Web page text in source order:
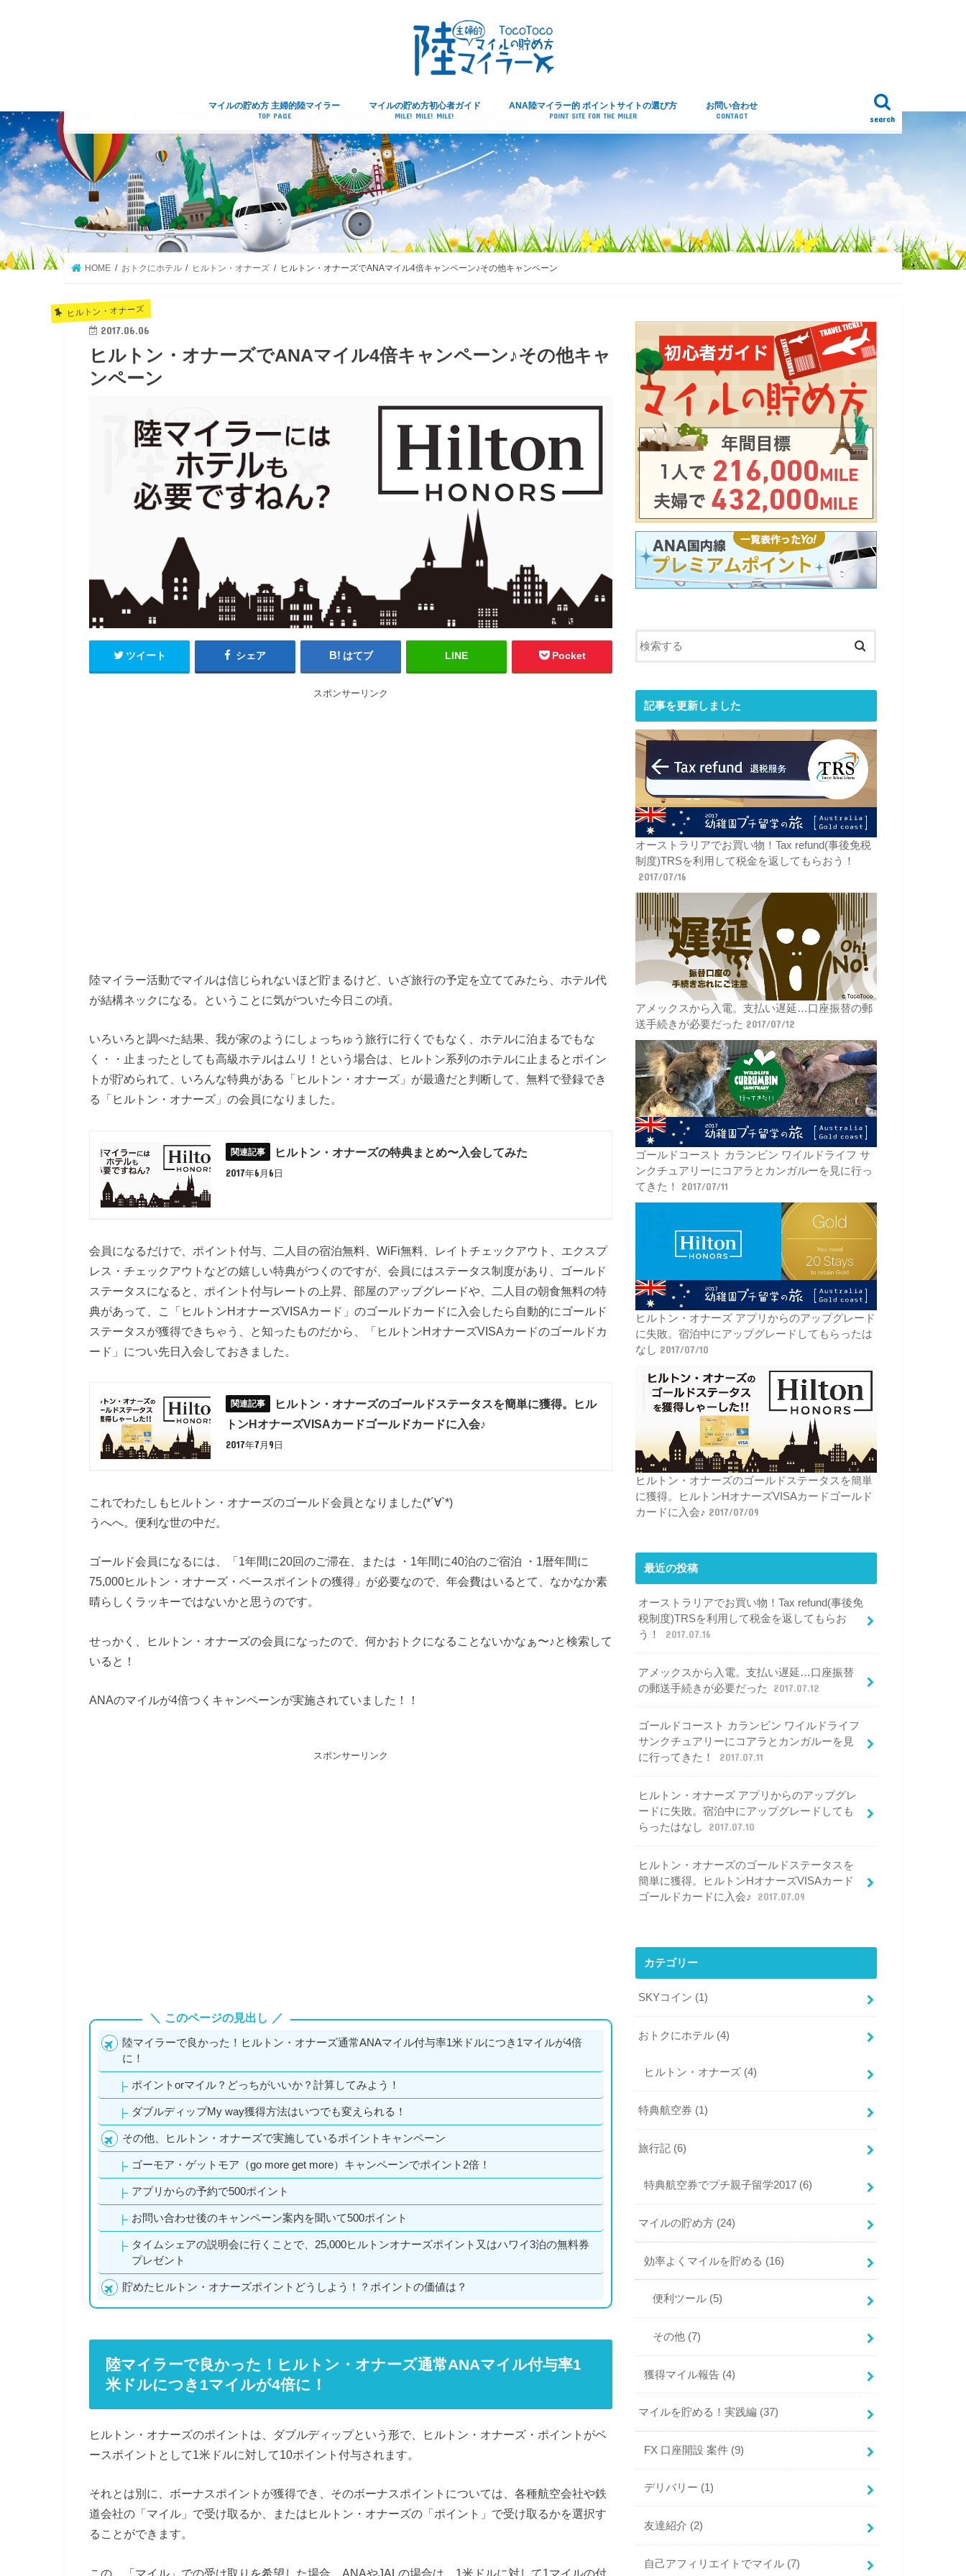
search
マイルの貯め方 主婦的陸マイラー
TOP PAGE
マイルの貯め方初心者ガイド
MILE! MILE! MILE!
ANA陸マイラー的 ポイントサイトの選び方
POINT SITE FOR THE MILER
お問い合わせ
CONTACT
HOME おトクにホテル ヒルトン・オナーズ ヒルトン・オナーズでANAマイル4倍キャンペーン♪その他キャンペーン
ヒルトン・オナーズ
2017.06.06
ヒルトン・オナーズでANAマイル4倍キャンペーン♪その他キャ
ンペーン
ツイート シェア はてブ LINE Pocket
スポンサーリンク
陸マイラー活動でマイルは信じられないほど貯まるけど、いざ旅行の予定を立ててみたら、ホテル代
が結構ネックになる。ということに気がついた今日この頃。
いろいろと調べた結果、我が家のようにしょっちゅう旅行に行くでもなく、ホテルに泊まるでもな
く・・止まったとしても高級ホテルはムリ！という場合は、ヒルトン系列のホテルに止まるとポイン
トが貯められて、いろんな特典がある「ヒルトン・オナーズ」が最適だと判断して、無料で登録でき
る「ヒルトン・オナーズ」の会員になりました。
ヒルトン・オナーズの特典まとめ〜入会してみた
2017年6月6日
会員になるだけで、ポイント付与、二人目の宿泊無料、WiFi無料、レイトチェックアウト、エクスプ
レス・チェックアウトなどの嬉しい特典がつくのですが、会員にはステータス制度があり、ゴールド
ステータスになると、ポイント付与レートの上昇、部屋のアップグレードや、二人目の朝食無料の特
典があって、こ「ヒルトンHオナーズVISAカード」のゴールドカードに入会したら自動的にゴールド
ステータスが獲得できちゃう、と知ったものだから、「ヒルトンHオナーズVISAカードのゴールドカ
ード」につい先日入会しておきました。
ヒルトン・オナーズのゴールドステータスを簡単に獲得。ヒル
トンHオナーズVISAカードゴールドカードに入会♪
2017年7月9日
これでわたしもヒルトン・オナーズのゴールド会員となりました(*´∀`*)
うへへ。便利な世の中だ。
ゴールド会員になるには、「1年間に20回のご滞在、または ・1年間に40泊のご宿泊 ・1暦年間に
75,000ヒルトン・オナーズ・ベースポイントの獲得」が必要なので、年会費はいるとて、なかなか素
晴らしくラッキーではないかと思うのです。
せっかく、ヒルトン・オナーズの会員になったので、何かおトクになることないかなぁ〜♪と検索して
いると！
ANAのマイルが4倍つくキャンペーンが実施されていました！！
スポンサーリンク
このページの見出し
陸マイラーで良かった！ヒルトン・オナーズ通常ANAマイル付与率1米ドルにつき1マイルが4倍
に！
ポイントorマイル？どっちがいいか？計算してみよう！
ダブルディップMy way獲得方法はいつでも変えられる！
その他、ヒルトン・オナーズで実施しているポイントキャンペーン
ゴーモア・ゲットモア（go more get more）キャンペーンでポイント2倍！
アプリからの予約で500ポイント
お問い合わせ後のキャンペーン案内を聞いて500ポイント
タイムシェアの説明会に行くことで、25,000ヒルトンオナーズポイント又はハワイ3泊の無料券
プレゼント
貯めたヒルトン・オナーズポイントどうしよう！？ポイントの価値は？
陸マイラーで良かった！ヒルトン・オナーズ通常ANAマイル付与率1
米ドルにつき1マイルが4倍に！
ヒルトン・オナーズのポイントは、ダブルディップという形で、ヒルトン・オナーズ・ポイントがベ
ースポイントとして1米ドルに対して10ポイント付与されます。
それとは別に、ボーナスポイントが獲得でき、そのボーナスポイントについては、各種航空会社や鉄
道会社の「マイル」で受け取るか、またはヒルトン・オナーズの「ポイント」で受け取るかを選択す
ることができます。
この、「マイル」での受け取りを希望した場合、ANAやJALの場合は、1米ドルに対して1マイルの付
記事を更新しました
オーストラリアでお買い物！Tax refund(事後免税
制度)TRSを利用して税金を返してもらおう！
2017/07/16
アメックスから入電。支払い遅延…口座振替の郵
送手続きが必要だった 2017/07/12
ゴールドコースト カランビン ワイルドライフ サ
ンクチュアリーにコアラとカンガルーを見に行っ
てきた！
2017/07/11
ヒルトン・オナーズ アプリからのアップグレード
に失敗。宿泊中にアップグレードしてもらったは
なし 2017/07/10
ヒルトン・オナーズのゴールドステータスを簡単
に獲得。ヒルトンHオナーズVISAカードゴールド
カードに入会♪ 2017/07/09
最近の投稿
オーストラリアでお買い物！Tax refund(事後免
税制度)TRSを利用して税金を返してもらお
う！
2017.07.16
アメックスから入電。支払い遅延…口座振替
の郵送手続きが必要だった
2017.07.12
ゴールドコースト カランビン ワイルドライフ
サンクチュアリーにコアラとカンガルーを見
に行ってきた！
2017.07.11
ヒルトン・オナーズ アプリからのアップグレ
ードに失敗。宿泊中にアップグレードしても
らったはなし
2017.07.10
ヒルトン・オナーズのゴールドステータスを
簡単に獲得。ヒルトンHオナーズVISAカード
ゴールドカードに入会♪
2017.07.09
カテゴリー
SKYコイン (1)
おトクにホテル (4)
ヒルトン・オナーズ (4)
特典航空券 (1)
旅行記 (6)
特典航空券でプチ親子留学2017 (6)
マイルの貯め方 (24)
効率よくマイルを貯める (16)
便利ツール (5)
その他 (7)
獲得マイル報告 (4)
マイルを貯める！実践編 (37)
FX 口座開設 案件 (9)
デリバリー (1)
友達紹介 (2)
自己アフィリエイトでマイル (7)